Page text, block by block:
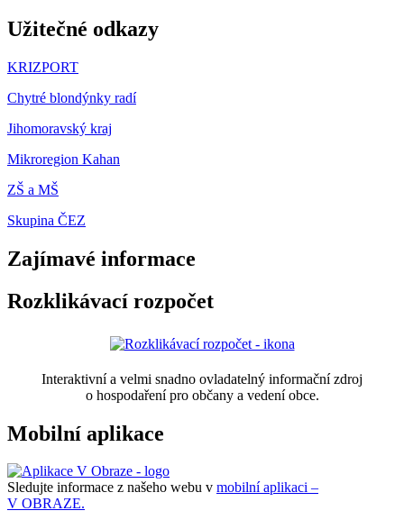
Užitečné odkazy
KRIZPORT
Chytré blondýnky radí
Jihomoravský kraj
Mikroregion Kahan
ZŠ a MŠ
Skupina ČEZ
Zajímavé informace
Rozklikávací rozpočet
Interaktivní a velmi snadno ovladatelný informační zdroj
o hospodaření pro občany a vedení obce.
Mobilní aplikace
Sledujte informace z našeho webu v mobilní aplikaci –
V OBRAZE.